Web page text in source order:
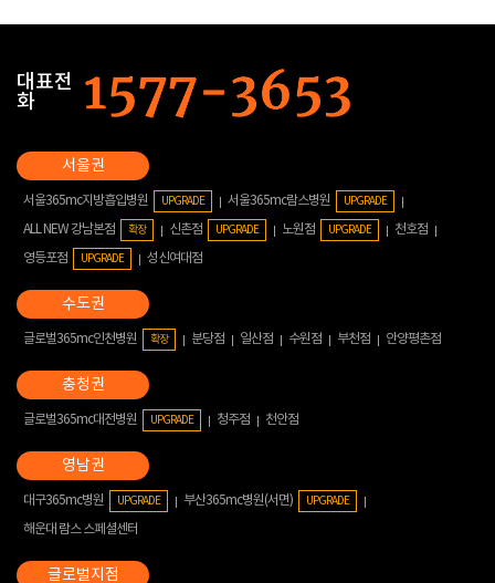
대표전
화
서울365mc지방흡입병원 UPGRADE 서울365mc람스병원 UPGRADE
ALL NEW 강남본점 확장 신촌점 UPGRADE 노원점 UPGRADE
천호점
영등포점
UPGRADE 성신여대점
글로벌365mc인천병원 확장 분당점 일산점 수원점 부천점 안양평촌점
글로벌365mc대전병원 UPGRADE 청주점 천안점
대구365mc병원 UPGRADE 부산365mc병원(서면) UPGRADE
해운대 람스 스페셜센터